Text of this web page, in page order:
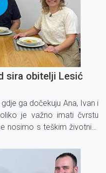
sira obitelji Lesić
ga dočekuju Ana, Ivan i
je važno imati čvrstu
nosimo s teškim životnim